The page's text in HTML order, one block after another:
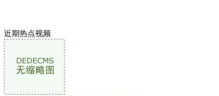
近期热点视频